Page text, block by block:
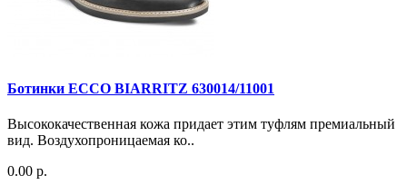
Ботинки ECCO BIARRITZ 630014/11001
Высококачественная кожа придает этим туфлям премиальный
вид. Воздухопроницаемая ко..
0.00 р.